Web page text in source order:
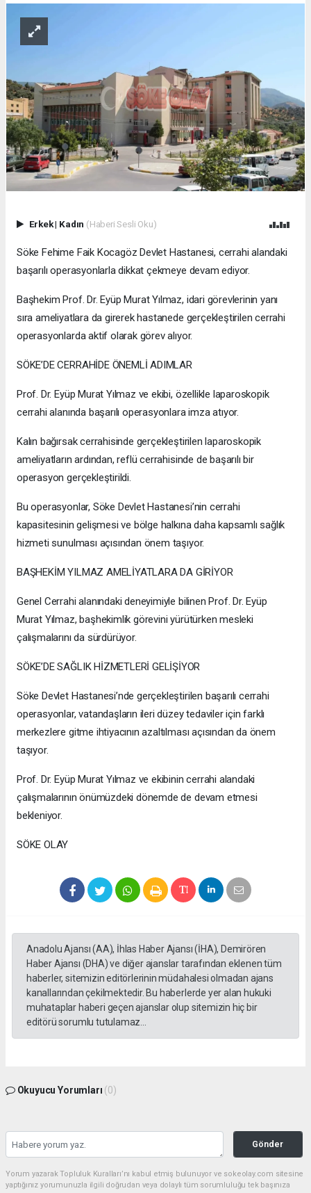
Erkek| Kadın (Haberi Sesli Oku)
Söke Fehime Faik Kocagöz Devlet Hastanesi, cerrahi alandaki
başarılı operasyonlarla dikkat çekmeye devam ediyor.
Başhekim Prof. Dr. Eyüp Murat Yılmaz, idari görevlerinin yanı
sıra ameliyatlara da girerek hastanede gerçekleştirilen cerrahi
operasyonlarda aktif olarak görev alıyor.
SÖKE’DE CERRAHİDE ÖNEMLİ ADIMLAR
Prof. Dr. Eyüp Murat Yılmaz ve ekibi, özellikle laparoskopik
cerrahi alanında başarılı operasyonlara imza atıyor.
Kalın bağırsak cerrahisinde gerçekleştirilen laparoskopik
ameliyatların ardından, reflü cerrahisinde de başarılı bir
operasyon gerçekleştirildi.
Bu operasyonlar, Söke Devlet Hastanesi’nin cerrahi
kapasitesinin gelişmesi ve bölge halkına daha kapsamlı sağlık
hizmeti sunulması açısından önem taşıyor.
BAŞHEKİM YILMAZ AMELİYATLARA DA GİRİYOR
Genel Cerrahi alanındaki deneyimiyle bilinen Prof. Dr. Eyüp
Murat Yılmaz, başhekimlik görevini yürütürken mesleki
çalışmalarını da sürdürüyor.
SÖKE’DE SAĞLIK HİZMETLERİ GELİŞİYOR
Söke Devlet Hastanesi’nde gerçekleştirilen başarılı cerrahi
operasyonlar, vatandaşların ileri düzey tedaviler için farklı
merkezlere gitme ihtiyacının azaltılması açısından da önem
taşıyor.
Prof. Dr. Eyüp Murat Yılmaz ve ekibinin cerrahi alandaki
çalışmalarının önümüzdeki dönemde de devam etmesi
bekleniyor.
SÖKE OLAY
Anadolu Ajansı (AA), İhlas Haber Ajansı (İHA), Demirören
Haber Ajansı (DHA) ve diğer ajanslar tarafından eklenen tüm
haberler, sitemizin editörlerinin müdahalesi olmadan ajans
kanallarından çekilmektedir. Bu haberlerde yer alan hukuki
muhataplar haberi geçen ajanslar olup sitemizin hiç bir
editörü sorumlu tutulamaz...
Okuyucu Yorumları (0)
Gönder
Yorum yazarak Topluluk Kuralları’nı kabul etmiş bulunuyor ve sokeolay.com sitesine
yaptığınız yorumunuzla ilgili doğrudan veya dolaylı tüm sorumluluğu tek başınıza